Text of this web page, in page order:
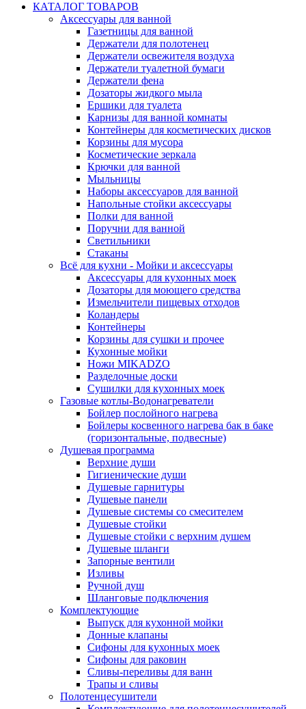
КАТАЛОГ ТОВАРОВ
Аксессуары для ванной
Газетницы для ванной
Держатели для полотенец
Держатели освежителя воздуха
Держатели туалетной бумаги
Держатели фена
Дозаторы жидкого мыла
Ершики для туалета
Карнизы для ванной комнаты
Контейнеры для косметических дисков
Корзины для мусора
Косметические зеркала
Крючки для ванной
Мыльницы
Наборы аксессуаров для ванной
Напольные стойки аксессуары
Полки для ванной
Поручни для ванной
Светильники
Стаканы
Всё для кухни - Мойки и аксессуары
Аксессуары для кухонных моек
Дозаторы для моющего средства
Измельчители пищевых отходов
Коландеры
Контейнеры
Корзины для сушки и прочее
Кухонные мойки
Ножи MIKADZO
Разделочные доски
Сушилки для кухонных моек
Газовые котлы-Водонагреватели
Бойлер послойного нагрева
Бойлеры косвенного нагрева бак в баке
(горизонтальные, подвесные)
Душевая программа
Верхние души
Гигиенические души
Душевые гарнитуры
Душевые панели
Душевые системы со смесителем
Душевые стойки
Душевые стойки с верхним душем
Душевые шланги
Запорные вентили
Изливы
Ручной душ
Шланговые подключения
Комплектующие
Выпуск для кухонной мойки
Донные клапаны
Сифоны для кухонных моек
Сифоны для раковин
Сливы-переливы для ванн
Трапы и сливы
Полотенцесушители